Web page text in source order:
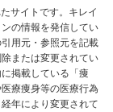
サイトです。キレイ
の情報を発信してい
用元・参照元を記載
または変更されてい
掲載している「痩
療痩身等の医療行為
年により変更されて